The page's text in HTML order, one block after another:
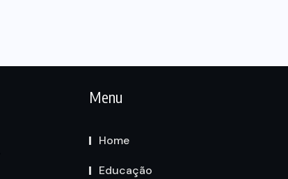
Menu
Home
Educação